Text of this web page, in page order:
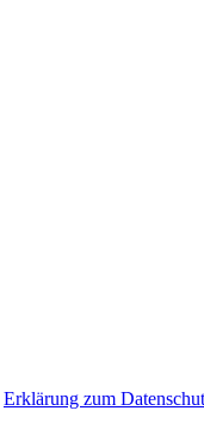
Erklärung zum